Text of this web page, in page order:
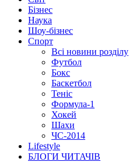
Бізнес
Наука
Шоу-бізнес
Спорт
Всі новини розділу
Футбол
Бокс
Баскетбол
Теніс
Формула-1
Хокей
Шахи
ЧС-2014
Lifestyle
БЛОГИ ЧИТАЧІВ